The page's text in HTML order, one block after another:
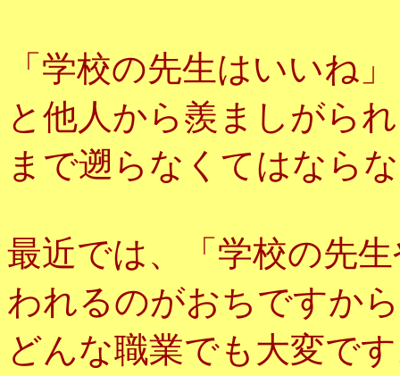
「学校の先生はいいね」
と他人から羨ましがら
まで遡らなくてはなら
最近では、「学校の先
われるのがおちですか
どんな職業でも大変で